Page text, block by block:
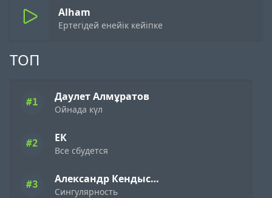
ТОП
#1 Даулет Алмұратов
Ойнада күл
#2 ЕК
Все сбудется
#3 Александр Кендысь & W.J.Rec
Сингулярность
Alham
Ертегідей енейік кейіпке